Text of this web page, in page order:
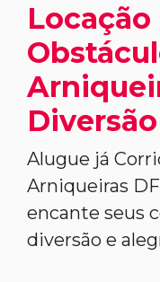
Alugue já
Arniqueiras
encante seus
diversão e